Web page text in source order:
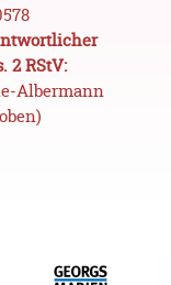
2 RStV:
Albermann